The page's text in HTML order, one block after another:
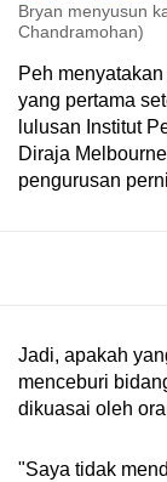
Bryan menyusun
Chandramohan)
Peh
yang pertama
lulusan Institut
Diraja
pengurusan
Jadi, apakah
menceburi
dikuasai oleh
"Saya tidak